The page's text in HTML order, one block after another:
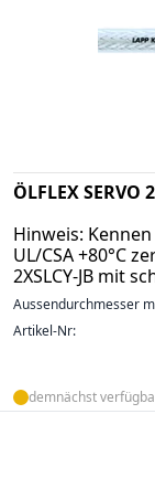
ÖLFLEX SERVO
Hinweis: Kennen
UL/CSA +80°C
2XSLCY-JB mit
Aussendurchmesser
Artikel-Nr:
demnächst